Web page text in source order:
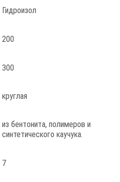
Гидроизол
200
300
круглая
из бентонита, полимеров и
синтетического каучука.
7